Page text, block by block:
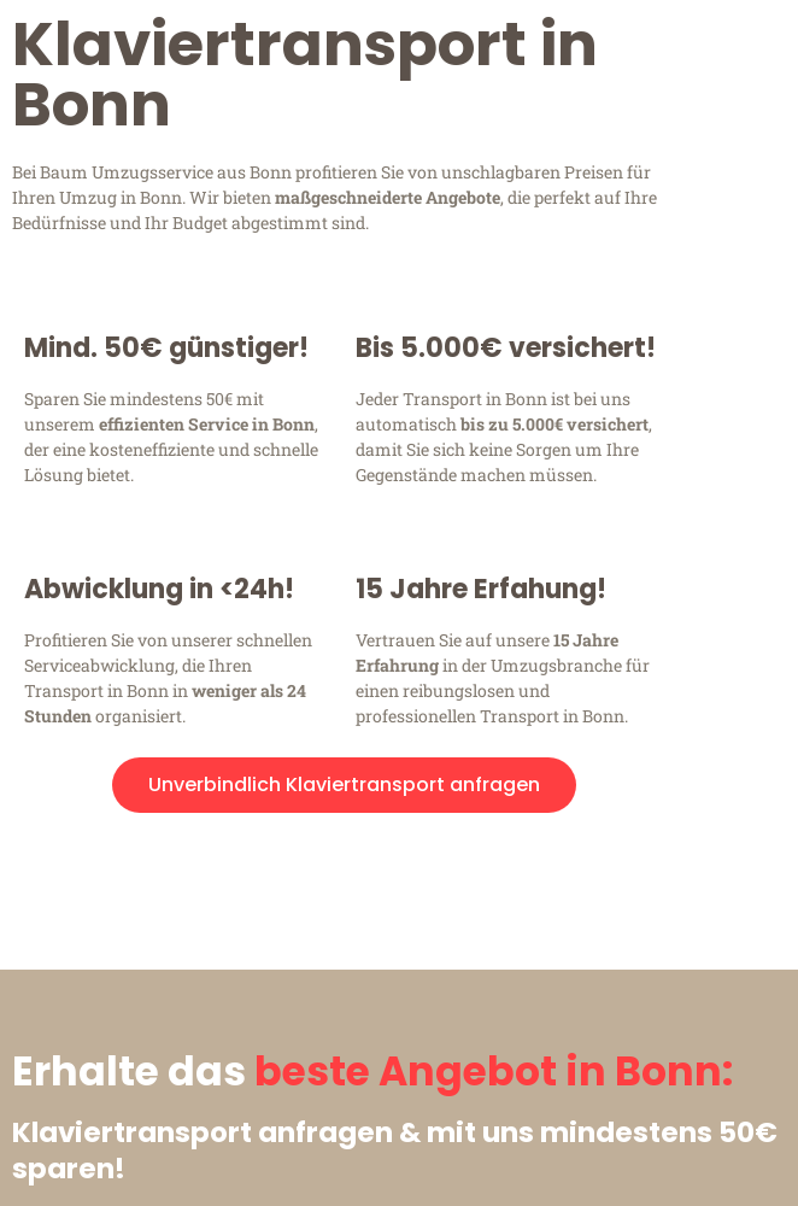
Klaviertransport in
Bonn
Bei Baum Umzugsservice aus Bonn profitieren Sie von unschlagbaren Preisen für
Ihren Umzug in Bonn. Wir bietenmaßgeschneiderte Angebote, die perfekt auf Ihre
Bedürfnisse und Ihr Budget abgestimmt sind.
Mind. 50€ günstiger!
Sparen Sie mindestens 50€ mit
unserem effizienten Service in Bonn,
der eine kosteneffiziente und schnelle
Lösung bietet.
Bis 5.000€ versichert!
Jeder Transport in Bonn ist bei uns
automatischbis zu 5.000€ versichert,
damit Sie sich keine Sorgen um Ihre
Gegenstände machen müssen.
Abwicklung in <24h!
Profitieren Sie von unserer schnellen
Serviceabwicklung, die Ihren
Transport in Bonn in weniger als 24
Stundenorganisiert.
15 Jahre Erfahung!
Vertrauen Sie auf unsere15 Jahre
Erfahrungin der Umzugsbranche für
einen reibungslosen und
professionellen Transport in Bonn.
Unverbindlich Klaviertransport anfragen
Erhalte das beste Angebot in Bonn:
Klaviertransport anfragen & mit uns mindestens 50€
sparen!